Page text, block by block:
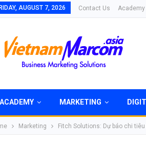
AUGUST 7, 2026 Contact Us Academy
ACADEMY MARKETING
Marketing Fitch Solutions: Dự báo chi